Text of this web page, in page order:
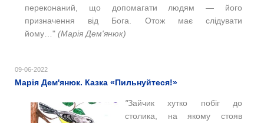
переконаний, що допомагати людям — його
призначення від Бога. Отож має слідувати
йому…" (Марія Дем'янюк)
09-06-2022
Марія Дем'янюк. Казка «Пильнуйтеся!»
"Зайчик хутко побіг до
столика, на якому стояв